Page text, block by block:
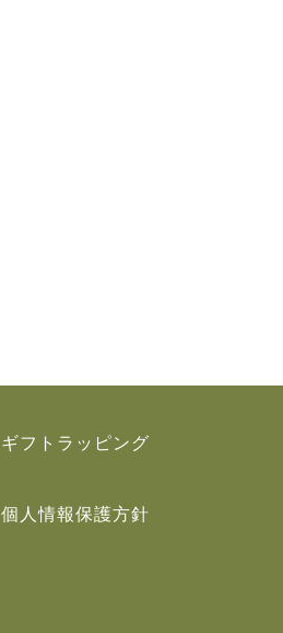
ギフトラッピング
個人情報保護方針